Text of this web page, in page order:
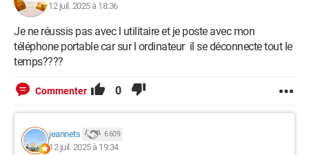
12 juil. 2025 à 18:36
Je ne réussis pas avec l utilitaire et je poste avec mon
téléphone portable car sur l ordinateur il se déconnecte tout le
temps????
Commenter 0
jeannets 6 609
12 juil. 2025 à 19:34